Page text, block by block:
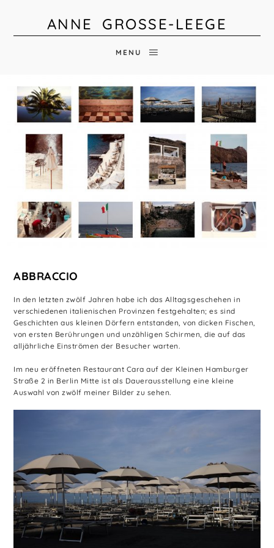
ANNE GROSSE-LEEGE
MENU
ABBRACCIO
In den letzten zwölf Jahren habe ich das Alltagsgeschehen in
verschiedenen italienischen Provinzen festgehalten; es sind
Geschichten aus kleinen Dörfern entstanden, von dicken Fischen,
von ersten Berührungen und unzähligen Schirmen, die auf das
alljährliche Einströmen der Besucher warten.
Im neu eröffneten Restaurant Cara auf der Kleinen Hamburger
Straße 2 in Berlin Mitte ist als Dauerausstellung eine kleine
Auswahl von zwölf meiner Bilder zu sehen.